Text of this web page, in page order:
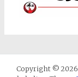
Copyright © 2026